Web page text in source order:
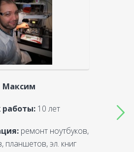
Максим
10 лет
ремонт ноутбуков,
планшетов, эл. книг